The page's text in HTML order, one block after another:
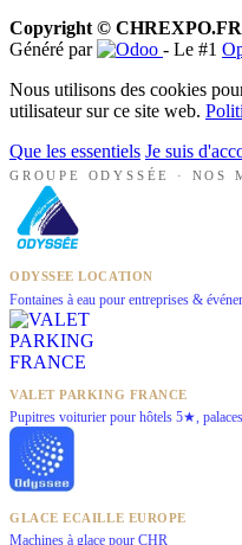
Copyright © CHREXPO.FR
Généré par
- Le #1
Nous utilisons des cookies
utilisateur sur ce site web.
Que les essentiels Je suis
GROUPE ODYSSÉE · NOS
ODYSSEE LOCATION
Fontaines à eau pour entreprises &
VALET PARKING FRANCE
Pupitres voiturier pour hôtels 5★,
GLACE ECAILLE EUROPE
Machines à glace pour CHR